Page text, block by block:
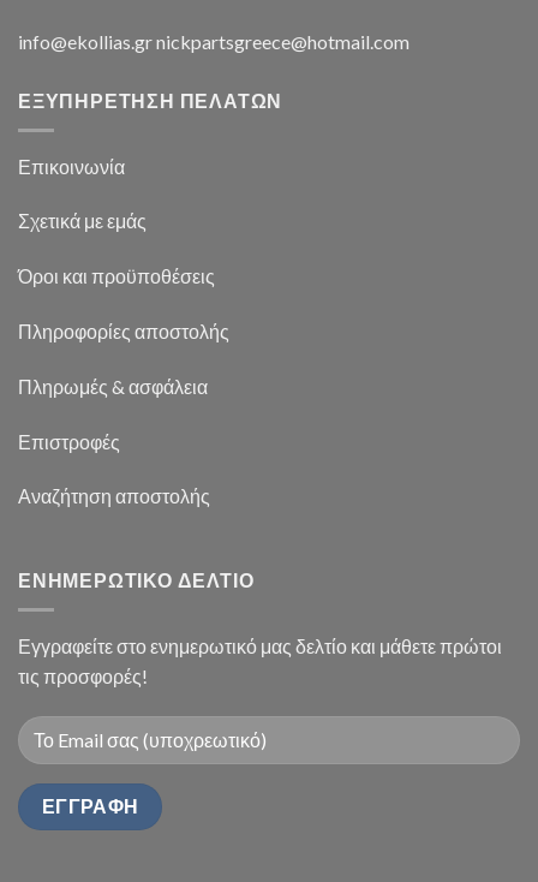
info@ekollias.gr nickpartsgreece@hotmail.com
ΕΞΥΠΗΡΕΤΗΣΗ ΠΕΛΑΤΩΝ
Επικοινωνία
Σχετικά με εμάς
Όροι και προϋποθέσεις
Πληροφορίες αποστολής
Πληρωμές & ασφάλεια
Επιστροφές
Αναζήτηση αποστολής
ΕΝΗΜΕΡΩΤΙΚΟ ΔΕΛΤΙΟ
Εγγραφείτε στο ενημερωτικό μας δελτίο και μάθετε πρώτοι
τις προσφορές!